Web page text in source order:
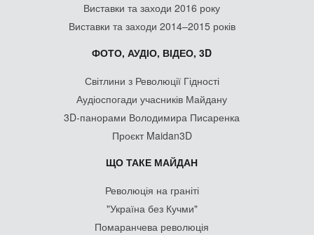
Виставки та заходи 2016 року
Виставки та заходи 2014–2015 років
ФОТО, АУДІО, ВІДЕО, 3D
Світлини з Революції Гідності
Аудіоспогади учасників Майдану
3D-панорами Володимира Писаренка
Проєкт Maidan3D
ЩО ТАКЕ МАЙДАН
Революція на граніті
"Україна без Кучми"
Помаранчева революція